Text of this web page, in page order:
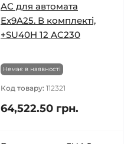
AC для автомата
Ex9A25. В комплекті,
+SU40H 12 AC230
Немає в наявності
Код товару: 112321
64,522.50 грн.